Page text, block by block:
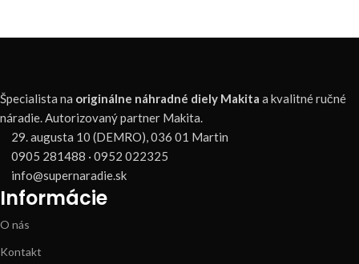
Špecialista na originálne náhradné diely Makita a kvalitné ručné
náradie. Autorizovaný partner Makita.
29. augusta 10 (DEMRO), 036 01 Martin
0905 281488 · 0952 022325
info@supernaradie.sk
Informácie
O nás
Kontakt